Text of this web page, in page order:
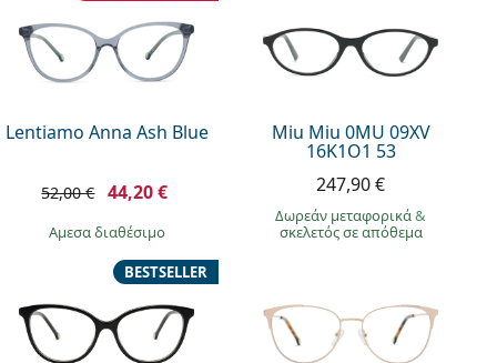
Lentiamo Anna Ash Blue
52,00 € 44,20 €
άμεσα διαθέσιμο
Miu Miu 0MU 09XV
16K1O1 53
247,90 €
Δωρεάν μεταφορικά&
σκελετός σε απόθεμα
BESTSELLER